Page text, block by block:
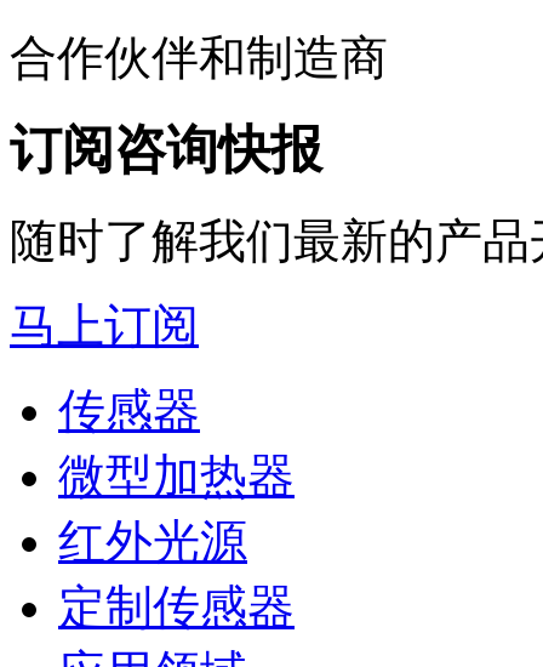
合作伙伴和制造商
订阅咨询快报
随时了解我们最新的产
马上订阅
传感器
微型加热器
红外光源
定制传感器